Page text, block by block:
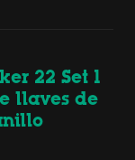
22 Set 1
llaves de